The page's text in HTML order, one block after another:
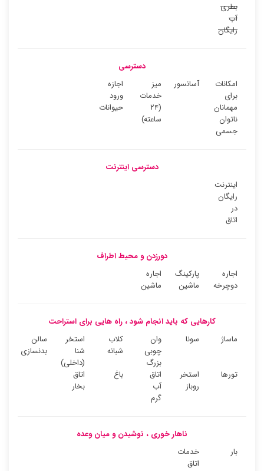
بطری
آب
رایگان
دسترسی
امکانات
برای
مهمانان
ناتوان
جسمی
آسانسور
میز
خدمات
(۲۴
ساعته)
اجازه
ورود
حیوانات
دسترسی اینترنت
اینترنت
رایگان
در
اتاق
دورزدن و محیط اطراف
اجاره
دوچرخه
پارکینگ
ماشین
اجاره
ماشین
کارهایی که باید انجام شود ، راه هایی برای استراحت
ماساژ
سونا
وان
چوبی
بزرگ
کلاب
شبانه
استخر
شنا
(داخلی)
سالن
بدنسازی
تورها
استخر
روباز
اتاق
آب
گرم
باغ
اتاق
بخار
ناهار خوری ، نوشیدن و میان وعده
بار
خدمات
اتاق